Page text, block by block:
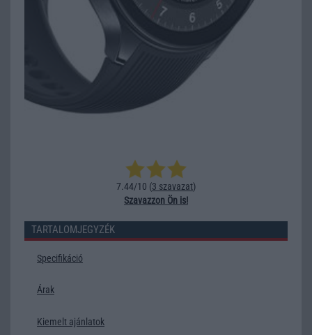
7.44/10 (3 szavazat)
Szavazzon Ön is!
TARTALOMJEGYZÉK
Specifikáció
Árak
Kiemelt ajánlatok